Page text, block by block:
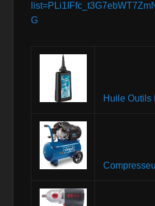
G
Huile Outils